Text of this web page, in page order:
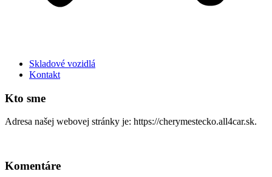
Skladové vozidlá
Kontakt
Kto sme
Adresa našej webovej stránky je: https://cherymestecko.all4car.sk.
Komentáre